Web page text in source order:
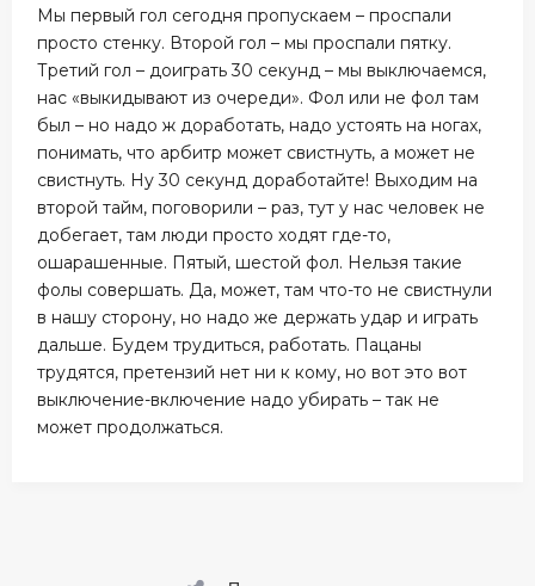
Мы первый гол сегодня пропускаем – проспали
просто стенку. Второй гол – мы проспали пятку.
Третий гол – доиграть 30 секунд – мы выключаемся,
нас «выкидывают из очереди». Фол или не фол там
был – но надо ж доработать, надо устоять на ногах,
понимать, что арбитр может свистнуть, а может не
свистнуть. Ну 30 секунд доработайте! Выходим на
второй тайм, поговорили – раз, тут у нас человек не
добегает, там люди просто ходят где-то,
ошарашенные. Пятый, шестой фол. Нельзя такие
фолы совершать. Да, может, там что-то не свистнули
в нашу сторону, но надо же держать удар и играть
дальше. Будем трудиться, работать. Пацаны
трудятся, претензий нет ни к кому, но вот это вот
выключение-включение надо убирать – так не
может продолжаться.